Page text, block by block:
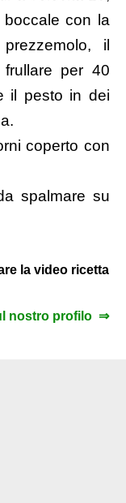
con la
il
per 40
il pesto in dei
coperto con
spalmare su
la video ricetta
nostro profilo ⇒